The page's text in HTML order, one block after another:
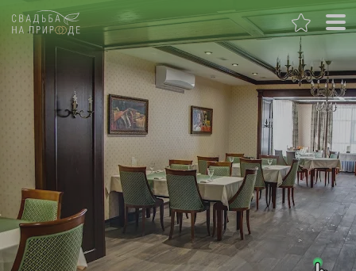
Банкет
Свадьба
День рождения
Выпускной